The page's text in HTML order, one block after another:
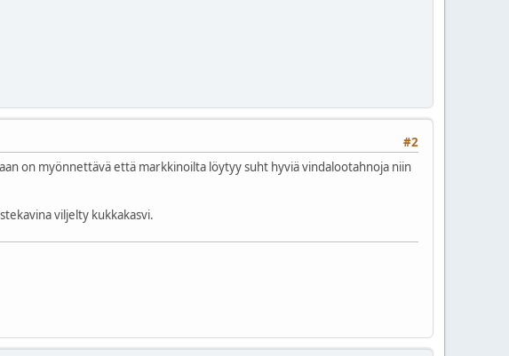
#2
on myönnettävä että markkinoilta löytyy suht hyviä vindalootahnoja niin
viljelty kukkakasvi.